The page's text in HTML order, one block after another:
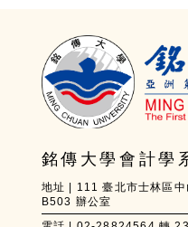
銘傳大學會計學
地址 | 111 臺北市士林區
B503 辦公室